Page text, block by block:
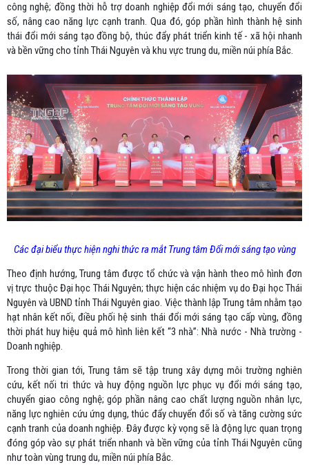
công nghệ; đồng thời hỗ trợ doanh nghiệp đổi mới sáng tạo, chuyển đổi
số, nâng cao năng lực cạnh tranh. Qua đó, góp phần hình thành hệ sinh
thái đổi mới sáng tạo đồng bộ, thúc đẩy phát triển kinh tế - xã hội nhanh
và bền vững cho tỉnh Thái Nguyên và khu vực trung du, miền núi phía Bắc.
Các đại biểu thực hiện nghi thức ra mắt Trung tâm Đổi mới sáng tạo vùng
Theo định hướng, Trung tâm được tổ chức và vận hành theo mô hình đơn
vị trực thuộc Đại học Thái Nguyên; thực hiện các nhiệm vụ do Đại học Thái
Nguyên và UBND tỉnh Thái Nguyên giao. Việc thành lập Trung tâm nhằm tạo
hạt nhân kết nối, điều phối hệ sinh thái đổi mới sáng tạo cấp vùng, đồng
thời phát huy hiệu quả mô hình liên kết “3 nhà”: Nhà nước - Nhà trường -
Doanh nghiệp.
Trong thời gian tới, Trung tâm sẽ tập trung xây dựng môi trường nghiên
cứu, kết nối tri thức và huy động nguồn lực phục vụ đổi mới sáng tạo,
chuyển giao công nghệ; góp phần nâng cao chất lượng nguồn nhân lực,
năng lực nghiên cứu ứng dụng, thúc đẩy chuyển đổi số và tăng cường sức
cạnh tranh của doanh nghiệp. Đây được kỳ vọng sẽ là động lực quan trọng
đóng góp vào sự phát triển nhanh và bền vững của tỉnh Thái Nguyên cũng
như toàn vùng trung du, miền núi phía Bắc.